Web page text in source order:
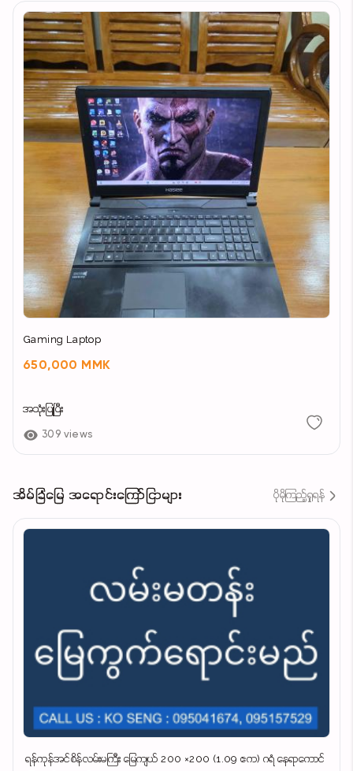
Gaming Laptop
650,000 MMK
အသုံးပြုပြီး
309 views
အိမ်ခြံမြေ အရောင်းကြော်ငြာများ ပိုမိုကြည့်ရှုရန်
‌ ရန်ကုန်အင်စိန်လမ်းမကြီး မြေကျယ် 200 ×200 (1.09 ဧက) ဂရံ နေရာကောင်